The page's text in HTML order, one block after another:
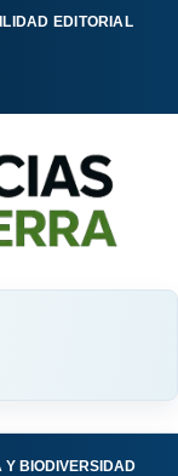
EDITORIAL
Y BIODIVERSIDAD